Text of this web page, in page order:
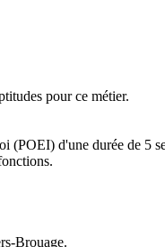
pour ce métier.
(POEI) d'une durée de 5
Brouage.